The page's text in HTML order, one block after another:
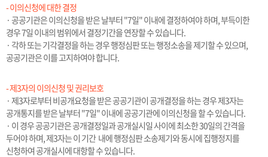
- 이의신청에 대한 결정
· 공공기관은 이의신청을 받은 날부터 "7일" 이내에 결정하여야 하며, 부득이한
경우 7일 이내의 범위에서 결정기간을 연장할 수 있습니다.
· 각하 또는 기각결정을 하는 경우 행정심판 또는 행정소송을 제기할 수 있으며,
공공기관은 이를 고지하여야 합니다.
- 제3자의 이의신청 및 권리보호
· 제3자로부터 비공개요청을 받은 공공기관이 공개결정을 하는 경우 제3자는
공개통지를 받은 날부터 "7일" 이내에 공공기관에 이의신청을 할 수 있습니다.
· 이 경우 공공기관은 공개결정일과 공개실시일 사이에 최소한 30일의 간격을
두어야 하며, 제3자는 이 기간 내에 행정심판 소송제기와 동시에 집행정지를
신청하여 공개실시에 대항할 수 있습니다.